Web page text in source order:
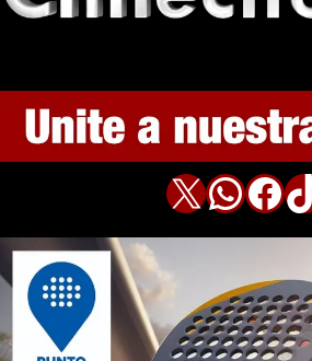
X WhatsApp Facebook TikTok